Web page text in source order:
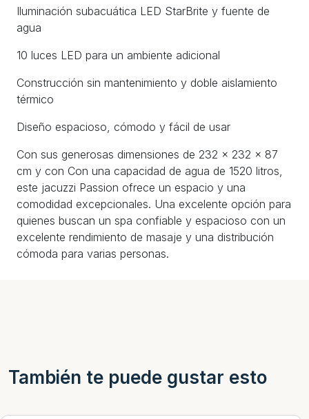
Iluminación subacuática LED StarBrite y fuente de
agua
10 luces LED para un ambiente adicional
Construcción sin mantenimiento y doble aislamiento
térmico
Diseño espacioso, cómodo y fácil de usar
Con sus generosas dimensiones de 232 x 232 x 87
cm y con Con una capacidad de agua de 1520 litros,
este jacuzzi Passion ofrece un espacio y una
comodidad excepcionales. Una excelente opción para
quienes buscan un spa confiable y espacioso con un
excelente rendimiento de masaje y una distribución
cómoda para varias personas.
También te puede gustar esto